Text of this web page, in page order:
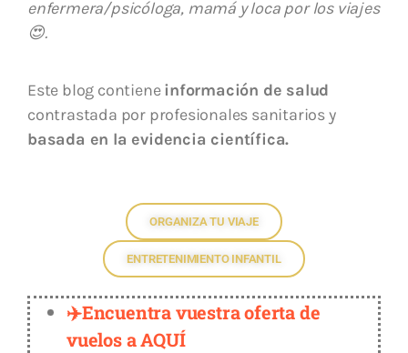
enfermera/psicóloga, mamá y loca por los viajes
😍.
Este blog contieneinformación de salud
contrastada por profesionales sanitarios y
basada en la evidencia científica.
ORGANIZA TU VIAJE
ENTRETENIMIENTO INFANTIL
✈️Encuentra vuestra oferta de
vuelos a AQUÍ